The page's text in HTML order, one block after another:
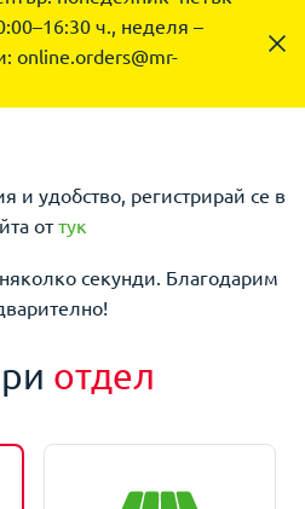
ч., неделя –
online.orders@mr-
и удобство, регистрирай се в
оттук
секунди. Благодарим
отдел